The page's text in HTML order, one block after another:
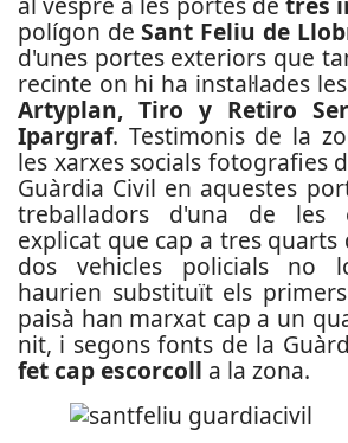
polígon deSant Feliu de
d'unes portes exteriors que
recinte on hi ha instal·lades
Artyplan, Tiro y Retiro
Ipargraf. Testimonis de la
les xarxes socials fotografies
Guàrdia Civil en aquestes
treballadors d'una de les
explicat que cap a tres
dos vehicles policials no
haurien substituït els
paisà han marxat cap a un
nit, i segons fonts de la
fet cap escorcoll a la zona.